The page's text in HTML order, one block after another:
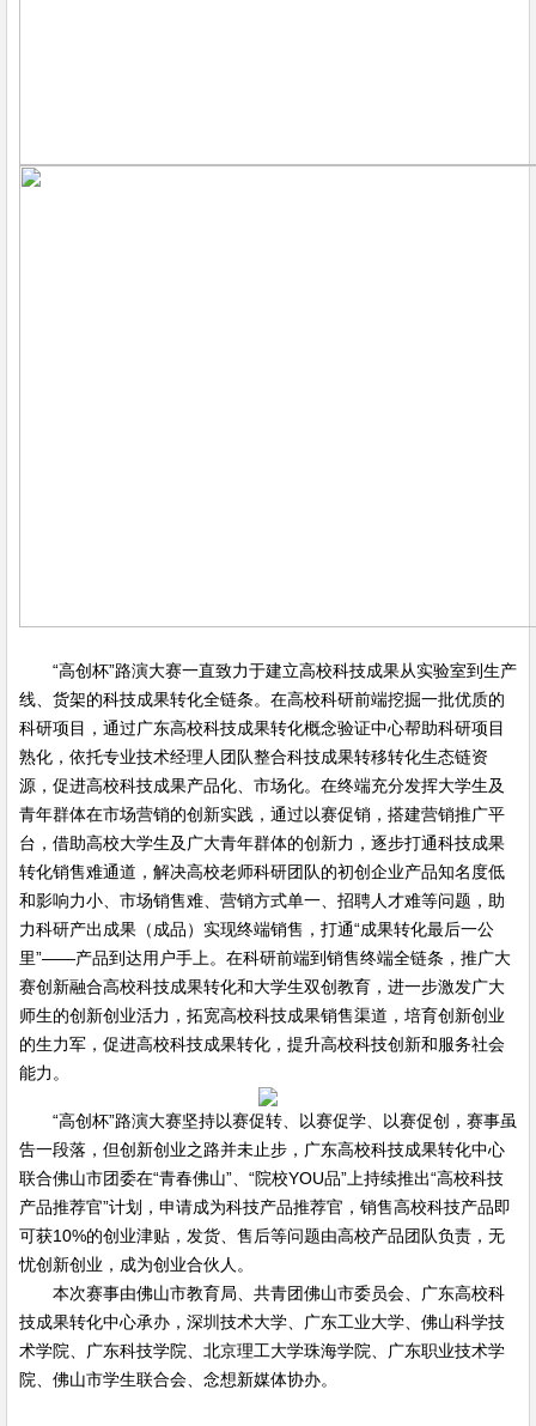
“高创杯”路演大赛一直致力于建立高校科技成果从实验室到生产
线、货架的科技成果转化全链条。在高校科研前端挖掘一批优质的
科研项目，通过广东高校科技成果转化概念验证中心帮助科研项目
熟化，依托专业技术经理人团队整合科技成果转移转化生态链资
源，促进高校科技成果产品化、市场化。在终端充分发挥大学生及
青年群体在市场营销的创新实践，通过以赛促销，搭建营销推广平
台，借助高校大学生及广大青年群体的创新力，逐步打通科技成果
转化销售难通道，解决高校老师科研团队的初创企业产品知名度低
和影响力小、市场销售难、营销方式单一、招聘人才难等问题，助
力科研产出成果（成品）实现终端销售，打通“成果转化最后一公
里”——产品到达用户手上。在科研前端到销售终端全链条，推广大
赛创新融合高校科技成果转化和大学生双创教育，进一步激发广大
师生的创新创业活力，拓宽高校科技成果销售渠道，培育创新创业
的生力军，促进高校科技成果转化，提升高校科技创新和服务社会
能力。
“高创杯”路演大赛坚持以赛促转、以赛促学、以赛促创，赛事虽
告一段落，但创新创业之路并未止步，广东高校科技成果转化中心
联合佛山市团委在“青春佛山”、“院校YOU品”上持续推出“高校科技
产品推荐官”计划，申请成为科技产品推荐官，销售高校科技产品即
可获10%的创业津贴，发货、售后等问题由高校产品团队负责，无
忧创新创业，成为创业合伙人。
本次赛事由佛山市教育局、共青团佛山市委员会、广东高校科
技成果转化中心承办，深圳技术大学、广东工业大学、佛山科学技
术学院、广东科技学院、北京理工大学珠海学院、广东职业技术学
院、佛山市学生联合会、念想新媒体协办。